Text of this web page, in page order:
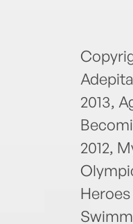
2013,
2012,